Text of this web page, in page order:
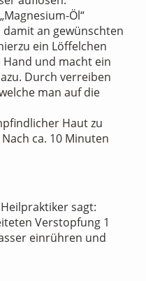
Öl“
an gewünschten
ein Löffelchen
und macht ein
Durch verreiben
man auf die
Haut zu
ca. 10 Minuten
sagt:
Verstopfung 1
einrühren und